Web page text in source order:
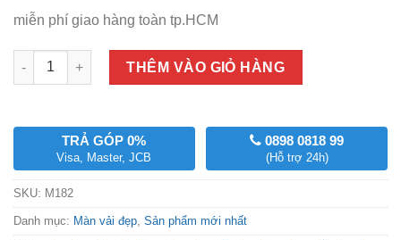
miễn phí giao hàng toàn tp.HCM
Số lượng
THÊM VÀO GIỎ HÀNG
TRẢ GÓP 0%
Visa, Master, JCB
0898 0818 99
(Hỗ trợ 24h)
SKU: M182
Danh mục: Màn vải đẹp Sản phẩm mới nhất